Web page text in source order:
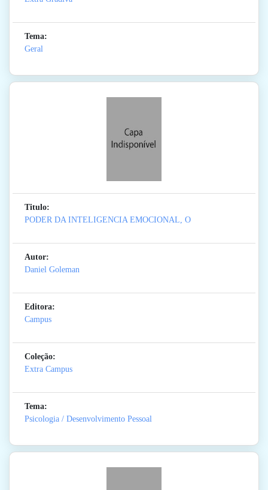
Tema:
Geral
Titulo:
PODER DA INTELIGENCIA EMOCIONAL, O
Autor:
Daniel Goleman
Editora:
Campus
Coleção:
Extra Campus
Tema:
Psicologia / Desenvolvimento Pessoal